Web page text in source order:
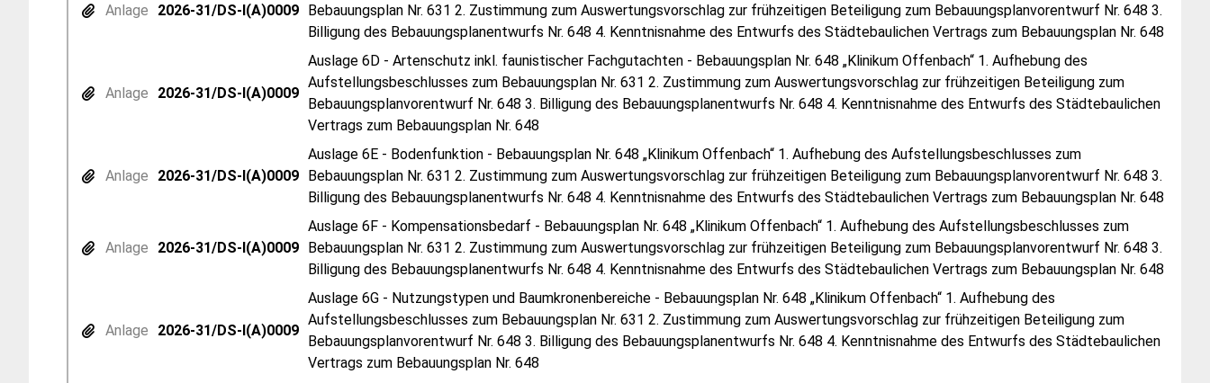
Anlage 2026-31/DS-I(A)0009
Bebauungsplan Nr. 631 2. Zustimmung zum Auswertungsvorschlag zur frühzeitigen Beteiligung zum Bebauungsplanvorentwurf Nr. 648 3.
Billigung des Bebauungsplanentwurfs Nr. 648 4. Kenntnisnahme des Entwurfs des Städtebaulichen Vertrags zum Bebauungsplan Nr. 648
Anlage 2026-31/DS-I(A)0009
Auslage 6D - Artenschutz inkl. faunistischer Fachgutachten - Bebauungsplan Nr. 648 „Klinikum Offenbach“ 1. Aufhebung des
Aufstellungsbeschlusses zum Bebauungsplan Nr. 631 2. Zustimmung zum Auswertungsvorschlag zur frühzeitigen Beteiligung zum
Bebauungsplanvorentwurf Nr. 648 3. Billigung des Bebauungsplanentwurfs Nr. 648 4. Kenntnisnahme des Entwurfs des Städtebaulichen
Vertrags zum Bebauungsplan Nr. 648
Anlage 2026-31/DS-I(A)0009
Auslage 6E - Bodenfunktion - Bebauungsplan Nr. 648 „Klinikum Offenbach“ 1. Aufhebung des Aufstellungsbeschlusses zum
Bebauungsplan Nr. 631 2. Zustimmung zum Auswertungsvorschlag zur frühzeitigen Beteiligung zum Bebauungsplanvorentwurf Nr. 648 3.
Billigung des Bebauungsplanentwurfs Nr. 648 4. Kenntnisnahme des Entwurfs des Städtebaulichen Vertrags zum Bebauungsplan Nr. 648
Anlage 2026-31/DS-I(A)0009
Auslage 6F - Kompensationsbedarf - Bebauungsplan Nr. 648 „Klinikum Offenbach“ 1. Aufhebung des Aufstellungsbeschlusses zum
Bebauungsplan Nr. 631 2. Zustimmung zum Auswertungsvorschlag zur frühzeitigen Beteiligung zum Bebauungsplanvorentwurf Nr. 648 3.
Billigung des Bebauungsplanentwurfs Nr. 648 4. Kenntnisnahme des Entwurfs des Städtebaulichen Vertrags zum Bebauungsplan Nr. 648
Anlage 2026-31/DS-I(A)0009
Auslage 6G - Nutzungstypen und Baumkronenbereiche - Bebauungsplan Nr. 648 „Klinikum Offenbach“ 1. Aufhebung des
Aufstellungsbeschlusses zum Bebauungsplan Nr. 631 2. Zustimmung zum Auswertungsvorschlag zur frühzeitigen Beteiligung zum
Bebauungsplanvorentwurf Nr. 648 3. Billigung des Bebauungsplanentwurfs Nr. 648 4. Kenntnisnahme des Entwurfs des Städtebaulichen
Vertrags zum Bebauungsplan Nr. 648